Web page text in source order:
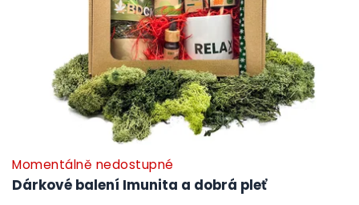
Dárkové balení Imunita a dobrá pleť
Momentálně nedostupné